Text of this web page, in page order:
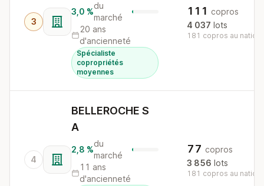
3
3,0 %
du
marché
20 ans
d'ancienneté
Spécialiste
copropriétés
moyennes
111 copros
4 037 lots
181 copros au
4
BELLEROCHE S
A
2,8 %
du
marché
11 ans
d'ancienneté
77 copros
3 856 lots
181 copros au